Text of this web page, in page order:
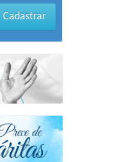
Cadastrar